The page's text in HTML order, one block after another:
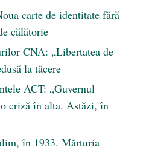
carte de identitate fără
călătorie
CNA: „Libertatea de
la tăcere
ACT: „Guvernul
criză în alta. Astăzi, în
în 1933. Mărturia